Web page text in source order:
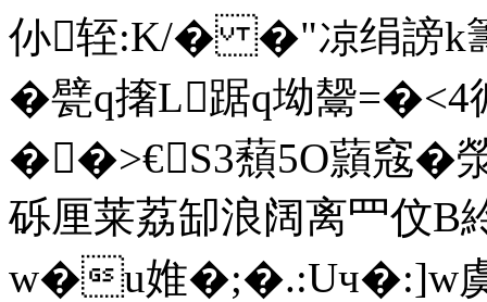
仦轾:K/� �"凉绢謗k
�甓q撦L踞q坳鬶
��>€S3蘈5O蘏窛�
砾厘莱荔缷浪阔离罒伩B
w�u婎�;�.:Uч�:]w虞